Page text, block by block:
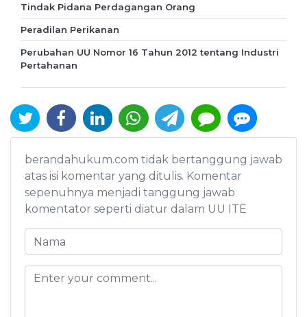
Tindak Pidana Perdagangan Orang
Peradilan Perikanan
Perubahan UU Nomor 16 Tahun 2012 tentang Industri
Pertahanan
berandahukum.com tidak bertanggung jawab
atas isi komentar yang ditulis. Komentar
sepenuhnya menjadi tanggung jawab
komentator seperti diatur dalam UU ITE